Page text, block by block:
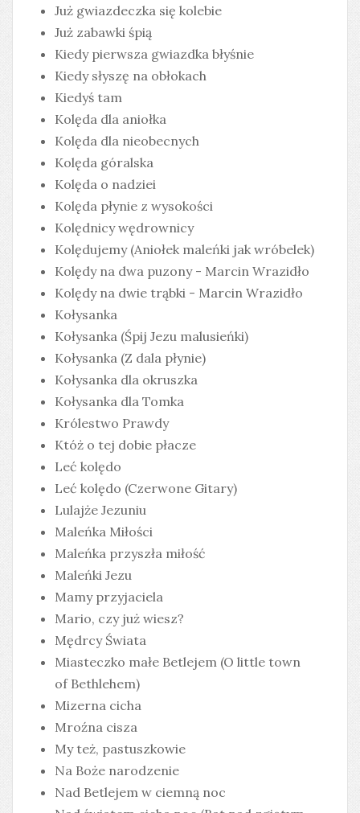
Już gwiazdeczka się kolebie
Już zabawki śpią
Kiedy pierwsza gwiazdka błyśnie
Kiedy słyszę na obłokach
Kiedyś tam
Kolęda dla aniołka
Kolęda dla nieobecnych
Kolęda góralska
Kolęda o nadziei
Kolęda płynie z wysokości
Kolędnicy wędrownicy
Kolędujemy (Aniołek maleńki jak wróbelek)
Kolędy na dwa puzony - Marcin Wrazidło
Kolędy na dwie trąbki - Marcin Wrazidło
Kołysanka
Kołysanka (Śpij Jezu malusieńki)
Kołysanka (Z dala płynie)
Kołysanka dla okruszka
Kołysanka dla Tomka
Królestwo Prawdy
Któż o tej dobie płacze
Leć kolędo
Leć kolędo (Czerwone Gitary)
Lulajże Jezuniu
Maleńka Miłości
Maleńka przyszła miłość
Maleńki Jezu
Mamy przyjaciela
Mario, czy już wiesz?
Mędrcy Świata
Miasteczko małe Betlejem (O little town
of Bethlehem)
Mizerna cicha
Mroźna cisza
My też, pastuszkowie
Na Boże narodzenie
Nad Betlejem w ciemną noc